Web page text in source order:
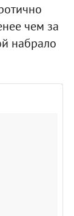
чем за
набрало